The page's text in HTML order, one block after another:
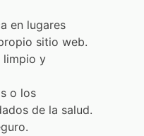
en lugares
sitio web.
limpio y
o los
de la salud.